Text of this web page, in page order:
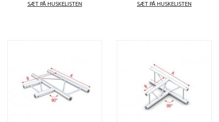
SÆT PÅ HUSKELISTEN SÆT PÅ HUSKELISTEN